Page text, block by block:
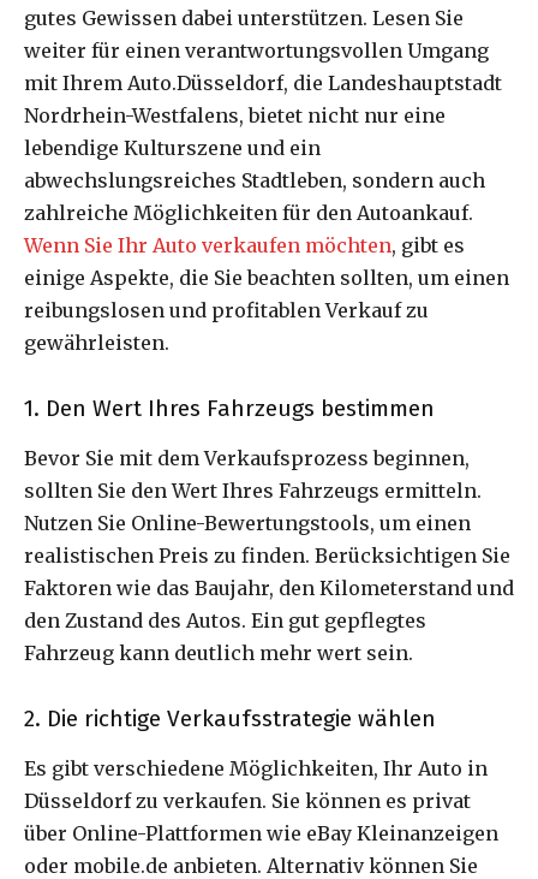
gutes Gewissen dabei unterstützen. Lesen Sie
weiter für einen verantwortungsvollen Umgang
mit Ihrem Auto.Düsseldorf, die Landeshauptstadt
Nordrhein-Westfalens, bietet nicht nur eine
lebendige Kulturszene und ein
abwechslungsreiches Stadtleben, sondern auch
zahlreiche Möglichkeiten für den Autoankauf.
Wenn Sie Ihr Auto verkaufen möchten, gibt es
einige Aspekte, die Sie beachten sollten, um einen
reibungslosen und profitablen Verkauf zu
gewährleisten.
1. Den Wert Ihres Fahrzeugs bestimmen
Bevor Sie mit dem Verkaufsprozess beginnen,
sollten Sie den Wert Ihres Fahrzeugs ermitteln.
Nutzen Sie Online-Bewertungstools, um einen
realistischen Preis zu finden. Berücksichtigen Sie
Faktoren wie das Baujahr, den Kilometerstand und
den Zustand des Autos. Ein gut gepflegtes
Fahrzeug kann deutlich mehr wert sein.
2. Die richtige Verkaufsstrategie wählen
Es gibt verschiedene Möglichkeiten, Ihr Auto in
Düsseldorf zu verkaufen. Sie können es privat
über Online-Plattformen wie eBay Kleinanzeigen
oder mobile.de anbieten. Alternativ können Sie